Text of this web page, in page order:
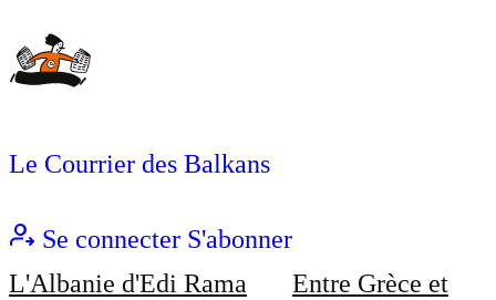
Le Courrier des Balkans
Se connecter S'abonner
L'Albanie d'Edi Rama
Entre Grèce et